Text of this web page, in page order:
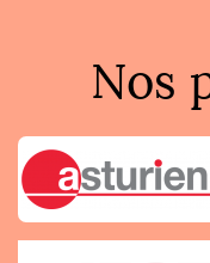
Nos